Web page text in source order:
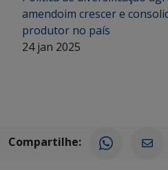
amendoim crescer e
produtor no país
24 jan 2025
Compartilhe: